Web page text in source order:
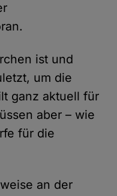
ist und
um die
ganz aktuell für
aber – wie
für die
an der